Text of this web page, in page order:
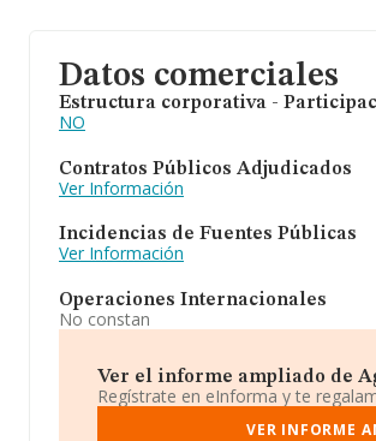
Datos comerciales
Estructura corporativa -
NO
Contratos Públicos Adjudicados
Ver Información
Incidencias de Fuentes Públicas
Ver Información
Operaciones Internacionales
No constan
Ver el informe ampliado de
Regístrate en eInforma y te
VER INFORME